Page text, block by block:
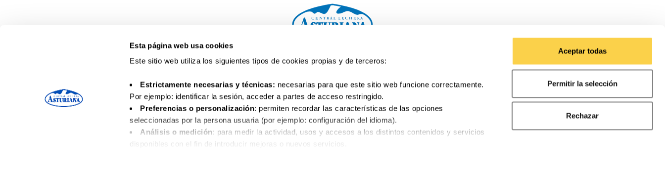
Esta página web usa cookies
Este sitio web utiliza los siguientes tipos de cookies propias y de terceros:
Estrictamente necesarias y técnicas: necesarias para que este sitio web funcione correctamente.
Por ejemplo: identificar la sesión, acceder a partes de acceso restringido.
Preferencias o personalización: permiten recordar las características de las opciones
seleccionadas por la persona usuaria (por ejemplo: configuración del idioma).
Análisis o medición: para medir la actividad, usos y accesos a los distintos contenidos y servicios
disponibles con el fin de introducir mejoras o nuevos servicios.
Aceptar todas
Permitir la selección
Rechazar
Tu consulta. Te escuchamos
Contacto Aviso legal Política de privacidad Política de cookies